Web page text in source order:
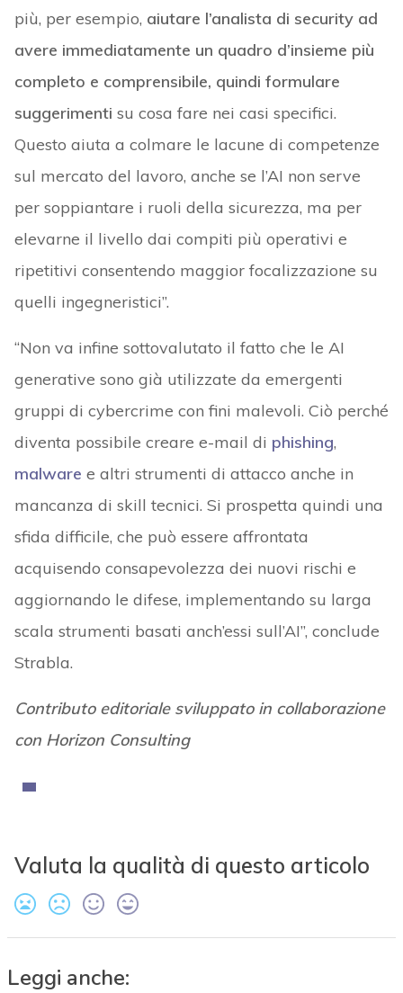
più, per esempio, aiutare l’analista di security ad
avere immediatamente un quadro d’insieme più
completo e comprensibile, quindi formulare
suggerimenti su cosa fare nei casi specifici.
Questo aiuta a colmare le lacune di competenze
sul mercato del lavoro, anche se l’AI non serve
per soppiantare i ruoli della sicurezza, ma per
elevarne il livello dai compiti più operativi e
ripetitivi consentendo maggior focalizzazione su
quelli ingegneristici”.
“Non va infine sottovalutato il fatto che le AI
generative sono già utilizzate da emergenti
gruppi di cybercrime con fini malevoli. Ciò perché
diventa possibile creare e-mail di phishing,
malware e altri strumenti di attacco anche in
mancanza di skill tecnici. Si prospetta quindi una
sfida difficile, che può essere affrontata
acquisendo consapevolezza dei nuovi rischi e
aggiornando le difese, implementando su larga
scala strumenti basati anch’essi sull’AI”, conclude
Strabla.
Contributo editoriale sviluppato in collaborazione
con Horizon Consulting
Valuta la qualità di questo articolo
Leggi anche: